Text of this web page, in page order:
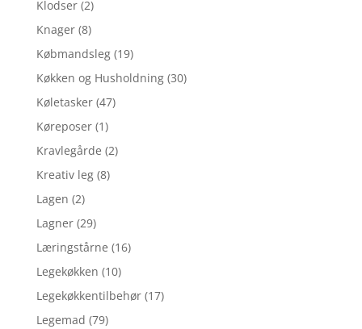
Klodser (2)
Knager (8)
Købmandsleg (19)
Køkken og Husholdning (30)
Køletasker (47)
Køreposer (1)
Kravlegårde (2)
Kreativ leg (8)
Lagen (2)
Lagner (29)
Læringstårne (16)
Legekøkken (10)
Legekøkkentilbehør (17)
Legemad (79)